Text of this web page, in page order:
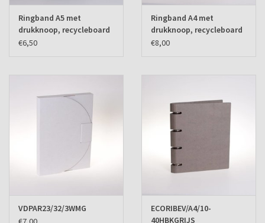
Ringband A5 met
drukknoop, recycleboard
grijs
€6,50
Ringband A4 met
drukknoop, recycleboard
grijs
€8,00
VDPAR23/32/3WMG
ECORIBEV/A4/10-
40HBKGRIJS